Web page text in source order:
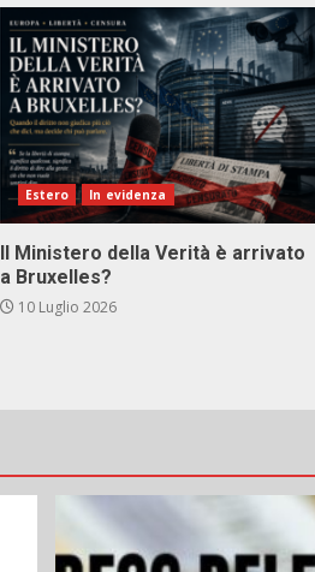
Estero In evidenza
Il Ministero della Verità è arrivato
a Bruxelles?
10 Luglio 2026